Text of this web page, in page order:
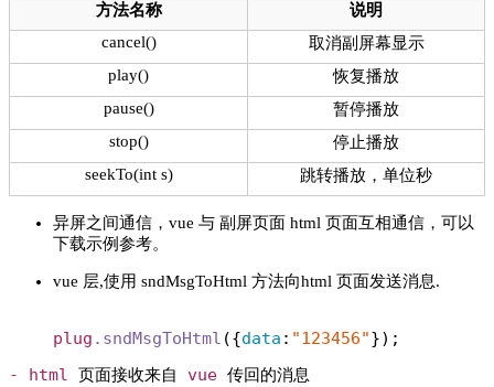
方法名称
说明
cancel()
取消副屏幕显示
play()
恢复播放
pause()
暂停播放
stop()
停止播放
seekTo(int s)
跳转播放，单位秒
异屏之间通信，vue 与 副屏页面 html 页面互相通信，可以
下载示例参考。
vue 层,使用 sndMsgToHtml 方法向html 页面发送消息.
plug .sndMsgToHtml ({data : "123456"});
-
html 页面接收来自 vue 传回的消息